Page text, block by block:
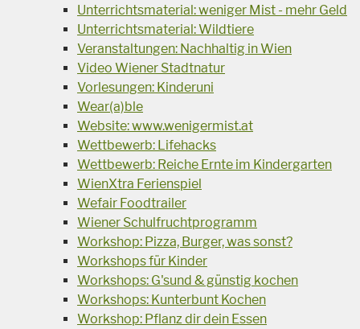
Unterrichtsmaterial: weniger Mist - mehr Geld
Unterrichtsmaterial: Wildtiere
Veranstaltungen: Nachhaltig in Wien
Video Wiener Stadtnatur
Vorlesungen: Kinderuni
Wear(a)ble
Website: www.wenigermist.at
Wettbewerb: Lifehacks
Wettbewerb: Reiche Ernte im Kindergarten
WienXtra Ferienspiel
Wefair Foodtrailer
Wiener Schulfruchtprogramm
Workshop: Pizza, Burger, was sonst?
Workshops für Kinder
Workshops: G'sund & günstig kochen
Workshops: Kunterbunt Kochen
Workshop: Pflanz dir dein Essen